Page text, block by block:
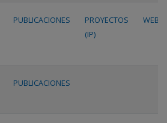
PUBLICACIONES
PROYECTOS
(IP)
WEB
PUBLICACIONES